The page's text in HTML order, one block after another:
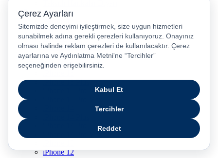
Popüler Ürünler
iPhone 17
iPhone 16
iPhone Air
iPhone 16 Pro Max
iPhone 17 Pro Max
iPhone 16E
iPhone 15 Plus
iPhone 12